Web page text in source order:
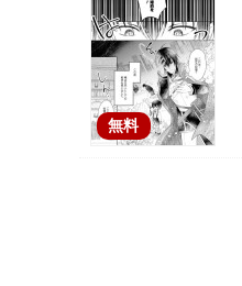
無料